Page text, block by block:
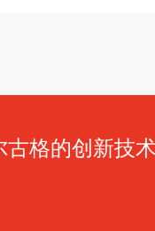
古格的创新技